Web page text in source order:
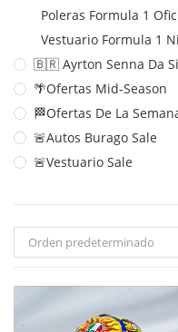
Poleras Formula 1
Vestuario Formula 1
🇧🇷 Ayrton Senna Da
🌴Ofertas Mid-Season
🏁Ofertas De La
🚨Autos Burago Sale
🚨Vestuario Sale
Orden predeterminado